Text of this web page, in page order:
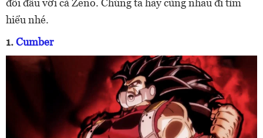
đối đầu với cả Zeno. Chúng ta hãy cùng nhau đi tìm
hiểu nhé.
1.Cumber